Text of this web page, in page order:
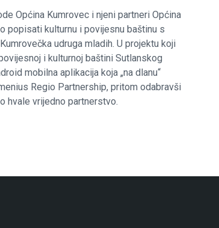
Općina Kumrovec i njeni partneri Općina
popisati kulturnu i povijesnu baštinu s
udruga mladih. U projektu koji
i kulturnoj baštini Sutlanskog
mobilna aplikacija koja „na dlanu“
Regio Partnership, pritom odabravši
hvale vrijedno partnerstvo.